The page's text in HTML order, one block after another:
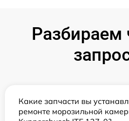
Разбираем
Какие запчасти вы
ремонте морозильной